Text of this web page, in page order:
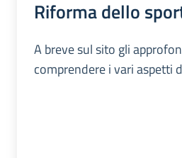
Riforma dello
A breve sul sito gli
comprendere i vari aspetti